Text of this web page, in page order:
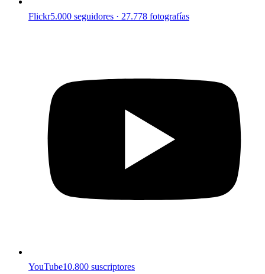
Flickr5.000 seguidores · 27.778 fotografías
YouTube10.800 suscriptores